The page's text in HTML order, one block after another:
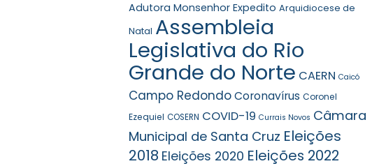
Adutora Monsenhor Expedito Arquidiocese de
Natal Assembleia
Legislativa do Rio
Grande do Norte CAERN Caicó
Campo Redondo Coronavírus Coronel
Ezequiel COSERN COVID-19 Currais Novos Câmara
Municipal de Santa Cruz Eleições
2018 Eleições 2020 Eleições 2022